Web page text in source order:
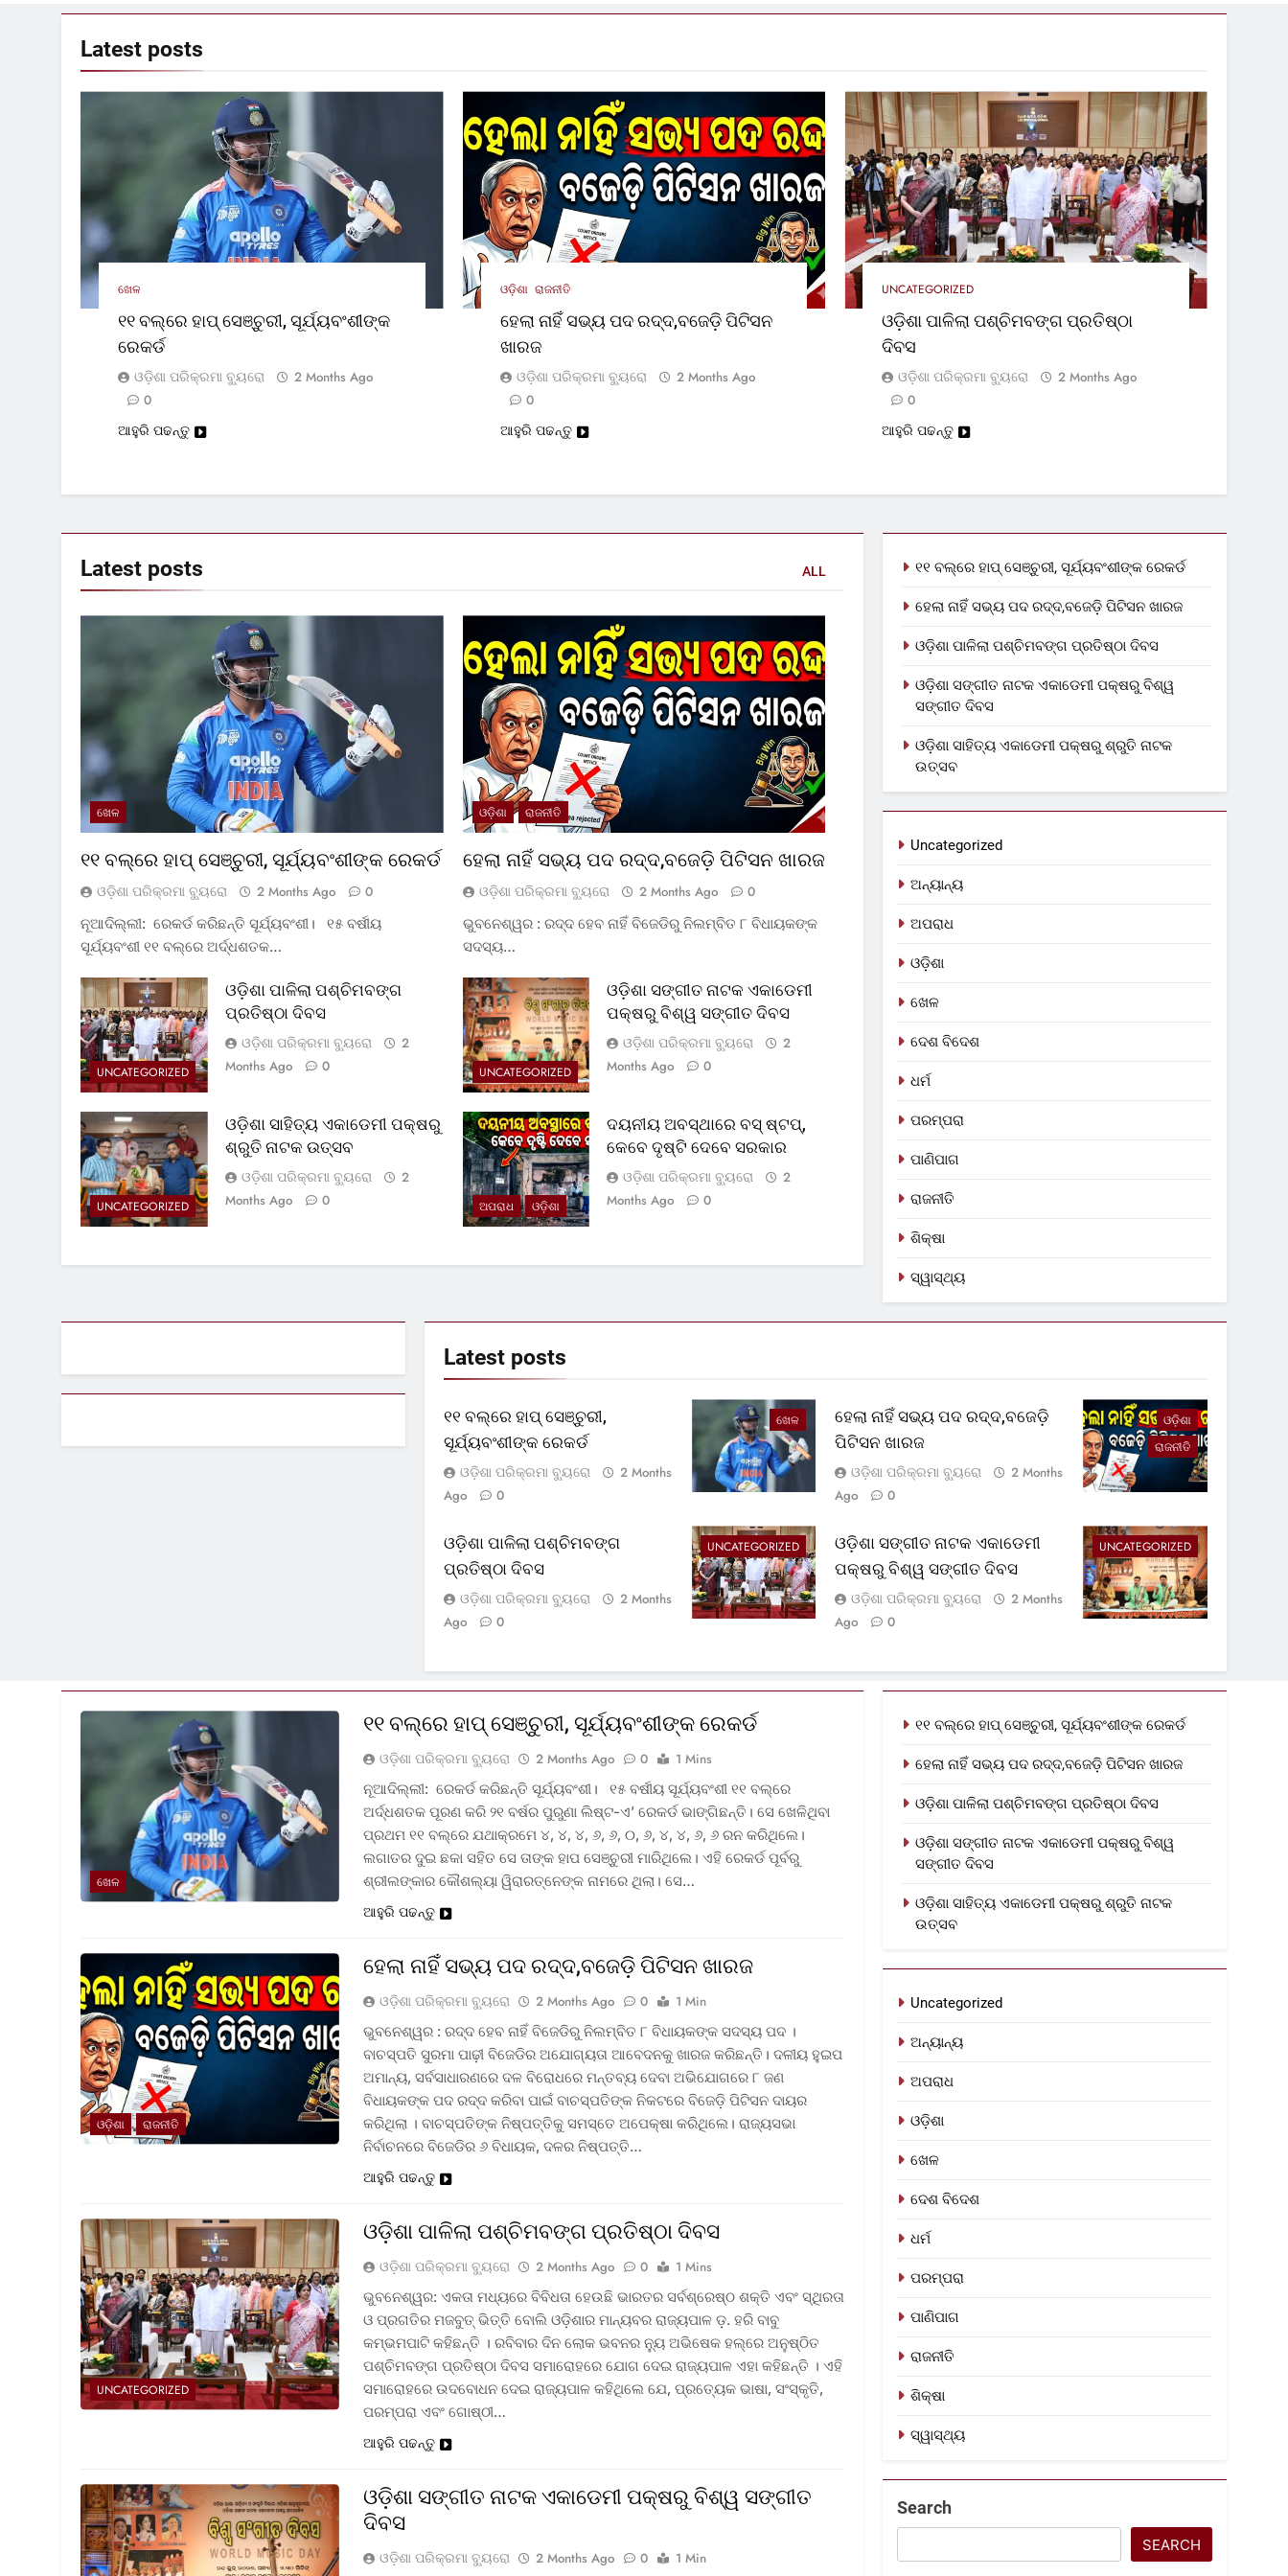
Latest posts
ଖେଳ
୧୧ ବଲ୍‌ରେ ହାପ୍ ସେଞ୍ଚୁରୀ, ସୂର୍ଯ୍ୟବଂଶୀଙ୍କ
ରେକର୍ଡ
ଓଡ଼ିଶା ପରିକ୍ରମା ବ୍ୟୁରୋ
2 Months Ago
0
ଆହୁରି ପଢନ୍ତୁ
ଓଡ଼ିଶା ରାଜନୀତି
ହେଲା ନାହିଁ ସଭ୍ୟ ପଦ ରଦ୍ଦ,ବଜେଡ଼ି ପିଟିସନ
ଖାରଜ
ଓଡ଼ିଶା ପରିକ୍ରମା ବ୍ୟୁରୋ
2 Months Ago
0
ଆହୁରି ପଢନ୍ତୁ
UNCATEGORIZED
ଓଡ଼ିଶା ପାଳିଲା ପଶ୍ଚିମବଙ୍ଗ ପ୍ରତିଷ୍ଠା
ଦିବସ
ଓଡ଼ିଶା ପରିକ୍ରମା ବ୍ୟୁରୋ
2 Months Ago
0
ଆହୁରି ପଢନ୍ତୁ
Latest posts ALL
ଖେଳ
୧୧ ବଲ୍‌ରେ ହାପ୍ ସେଞ୍ଚୁରୀ, ସୂର୍ଯ୍ୟବଂଶୀଙ୍କ ରେକର୍ଡ
ଓଡ଼ିଶା ପରିକ୍ରମା ବ୍ୟୁରୋ 2 Months Ago
0
ନୂଆଦିଲ୍ଲୀ: ରେକର୍ଡ କରିଛନ୍ତି ସୂର୍ଯ୍ୟବଂଶୀ। ୧୫ ବର୍ଷୀୟ
ସୂର୍ଯ୍ୟବଂଶୀ ୧୧ ବଲ୍‌ରେ ଅର୍ଦ୍ଧଶତକ…
ଓଡ଼ିଶା ରାଜନୀତି
ହେଲା ନାହିଁ ସଭ୍ୟ ପଦ ରଦ୍ଦ,ବଜେଡ଼ି ପିଟିସନ ଖାରଜ
ଓଡ଼ିଶା ପରିକ୍ରମା ବ୍ୟୁରୋ 2 Months Ago
0
ଭୁବନେଶ୍ୱର : ରଦ୍ଦ ହେବ ନାହିଁ ବିଜେଡିରୁ ନିଲମ୍ବିତ ୮ ବିଧାୟକଙ୍କ
ସଦସ୍ୟ…
UNCATEGORIZED
ଓଡ଼ିଶା ପାଳିଲା ପଶ୍ଚିମବଙ୍ଗ
ପ୍ରତିଷ୍ଠା ଦିବସ
ଓଡ଼ିଶା ପରିକ୍ରମା ବ୍ୟୁରୋ
2
Months Ago
0 UNCATEGORIZED
ଓଡ଼ିଶା ସଙ୍ଗୀତ ନାଟକ ଏକାଡେମୀ
ପକ୍ଷରୁ ବିଶ୍ୱ ସଙ୍ଗୀତ ଦିବସ
ଓଡ଼ିଶା ପରିକ୍ରମା ବ୍ୟୁରୋ
2
Months Ago
0
UNCATEGORIZED
ଓଡ଼ିଶା ସାହିତ୍ୟ ଏକାଡେମୀ ପକ୍ଷରୁ
ଶ୍ରୁତି ନାଟକ ଉତ୍ସବ
ଓଡ଼ିଶା ପରିକ୍ରମା ବ୍ୟୁରୋ
2
Months Ago
0 ଅପରାଧ ଓଡ଼ିଶା
ଦୟନୀୟ ଅବସ୍ଥାରେ ବସ୍‌ ଷ୍ଟପ୍‌,
କେବେ ଦୃଷ୍ଟି ଦେବେ ସରକାର
ଓଡ଼ିଶା ପରିକ୍ରମା ବ୍ୟୁରୋ
2
Months Ago
0
୧୧ ବଲ୍‌ରେ ହାପ୍ ସେଞ୍ଚୁରୀ, ସୂର୍ଯ୍ୟବଂଶୀଙ୍କ ରେକର୍ଡ
ହେଲା ନାହିଁ ସଭ୍ୟ ପଦ ରଦ୍ଦ,ବଜେଡ଼ି ପିଟିସନ ଖାରଜ
ଓଡ଼ିଶା ପାଳିଲା ପଶ୍ଚିମବଙ୍ଗ ପ୍ରତିଷ୍ଠା ଦିବସ
ଓଡ଼ିଶା ସଙ୍ଗୀତ ନାଟକ ଏକାଡେମୀ ପକ୍ଷରୁ ବିଶ୍ୱ
ସଙ୍ଗୀତ ଦିବସ
ଓଡ଼ିଶା ସାହିତ୍ୟ ଏକାଡେମୀ ପକ୍ଷରୁ ଶ୍ରୁତି ନାଟକ
ଉତ୍ସବ
Uncategorized
ଅନ୍ୟାନ୍ୟ
ଅପରାଧ
ଓଡ଼ିଶା
ଖେଳ
ଦେଶ ବିଦେଶ
ଧର୍ମ
ପରମ୍ପରା
ପାଣିପାଗ
ରାଜନୀତି
ଶିକ୍ଷା
ସ୍ୱାସ୍ଥ୍ୟ
Latest posts
ଖେଳ
୧୧ ବଲ୍‌ରେ ହାପ୍ ସେଞ୍ଚୁରୀ,
ସୂର୍ଯ୍ୟବଂଶୀଙ୍କ ରେକର୍ଡ
ଓଡ଼ିଶା ପରିକ୍ରମା ବ୍ୟୁରୋ
2 Months
Ago
0
ଓଡ଼ିଶା
ରାଜନୀତି
ହେଲା ନାହିଁ ସଭ୍ୟ ପଦ ରଦ୍ଦ,ବଜେଡ଼ି
ପିଟିସନ ଖାରଜ
ଓଡ଼ିଶା ପରିକ୍ରମା ବ୍ୟୁରୋ
2 Months
Ago
0
UNCATEGORIZED
ଓଡ଼ିଶା ପାଳିଲା ପଶ୍ଚିମବଙ୍ଗ
ପ୍ରତିଷ୍ଠା ଦିବସ
ଓଡ଼ିଶା ପରିକ୍ରମା ବ୍ୟୁରୋ
2 Months
Ago
0
UNCATEGORIZED
ଓଡ଼ିଶା ସଙ୍ଗୀତ ନାଟକ ଏକାଡେମୀ
ପକ୍ଷରୁ ବିଶ୍ୱ ସଙ୍ଗୀତ ଦିବସ
ଓଡ଼ିଶା ପରିକ୍ରମା ବ୍ୟୁରୋ
2 Months
Ago
0
ଖେଳ
୧୧ ବଲ୍‌ରେ ହାପ୍ ସେଞ୍ଚୁରୀ, ସୂର୍ଯ୍ୟବଂଶୀଙ୍କ ରେକର୍ଡ
ଓଡ଼ିଶା ପରିକ୍ରମା ବ୍ୟୁରୋ 2 Months Ago 0
1 Mins
ନୂଆଦିଲ୍ଲୀ: ରେକର୍ଡ କରିଛନ୍ତି ସୂର୍ଯ୍ୟବଂଶୀ। ୧୫ ବର୍ଷୀୟ ସୂର୍ଯ୍ୟବଂଶୀ ୧୧ ବଲ୍‌ରେ
ଅର୍ଦ୍ଧଶତକ ପୂରଣ କରି ୨୧ ବର୍ଷର ପୁରୁଣା ଲିଷ୍ଟ-ଏ’ ରେକର୍ଡ ଭାଙ୍ଗିଛନ୍ତି। ସେ ଖେଳିଥିବା
ପ୍ରଥମ ୧୧ ବଲ୍‌ରେ ଯଥାକ୍ରମେ ୪, ୪, ୪, ୬, ୬, ୦, ୬, ୪, ୪, ୬, ୬ ରନ କରିଥିଲେ।
ଲଗାତର ଦୁଇ ଛକା ସହିତ ସେ ତାଙ୍କ ହାପ ସେଞ୍ଚୁରୀ ମାରିଥିଲେ। ଏହି ରେକର୍ଡ ପୂର୍ବରୁ
ଶ୍ରୀଲଙ୍କାର କୌଶଲ୍ୟା ୱିରାରତ୍ନେଙ୍କ ନାମରେ ଥିଲା। ସେ…
ଆହୁରି ପଢନ୍ତୁ
ଓଡ଼ିଶା ରାଜନୀତି
ହେଲା ନାହିଁ ସଭ୍ୟ ପଦ ରଦ୍ଦ,ବଜେଡ଼ି ପିଟିସନ ଖାରଜ
ଓଡ଼ିଶା ପରିକ୍ରମା ବ୍ୟୁରୋ 2 Months Ago 0
1 Min
ଭୁବନେଶ୍ୱର : ରଦ୍ଦ ହେବ ନାହିଁ ବିଜେଡିରୁ ନିଲମ୍ବିତ ୮ ବିଧାୟକଙ୍କ ସଦସ୍ୟ ପଦ ।
ବାଚସ୍ପତି ସୁରମା ପାଢ଼ୀ ବିଜେଡିର ଅଯୋଗ୍ୟତା ଆବେଦନକୁ ଖାରଜ କରିଛନ୍ତି। ଦଳୀୟ ହୁଇପ
ଅମାନ୍ୟ, ସର୍ବସାଧାରଣରେ ଦଳ ବିରୋଧରେ ମନ୍ତବ୍ୟ ଦେବା ଅଭିଯୋଗରେ ୮ ଜଣ
ବିଧାୟକଙ୍କ ପଦ ରଦ୍ଦ କରିବା ପାଇଁ ବାଚସ୍ପତିଙ୍କ ନିକଟରେ ବିଜେଡ଼ି ପିଟିସନ ଦାୟର
କରିଥିଲା । ବାଚସ୍ପତିଙ୍କ ନିଷ୍ପତ୍ତିକୁ ସମସ୍ତେ ଅପେକ୍ଷା କରିଥିଲେ। ରାଜ୍ୟସଭା
ନିର୍ବାଚନରେ ବିଜେଡିର ୬ ବିଧାୟକ, ଦଳର ନିଷ୍ପତ୍ତି…
ଆହୁରି ପଢନ୍ତୁ
UNCATEGORIZED
ଓଡ଼ିଶା ପାଳିଲା ପଶ୍ଚିମବଙ୍ଗ ପ୍ରତିଷ୍ଠା ଦିବସ
ଓଡ଼ିଶା ପରିକ୍ରମା ବ୍ୟୁରୋ 2 Months Ago 0
1 Mins
ଭୁବନେଶ୍ୱର: ଏକତା ମଧ୍ୟରେ ବିବିଧତା ହେଉଛି ଭାରତର ସର୍ବଶ୍ରେଷ୍ଠ ଶକ୍ତି ଏବଂ ସ୍ଥିରତା
ଓ ପ୍ରଗତିର ମଜବୁତ୍ ଭିତ୍ତି ବୋଲି ଓଡ଼ିଶାର ମାନ୍ୟବର ରାଜ୍ୟପାଳ ଡ଼. ହରି ବାବୁ
କମ୍ଭମପାଟି କହିଛନ୍ତି । ରବିବାର ଦିନ ଲୋକ ଭବନର ନ୍ୟୁ ଅଭିଷେକ ହଲ୍‌ରେ ଅନୁଷ୍ଠିତ
ପଶ୍ଚିମବଙ୍ଗ ପ୍ରତିଷ୍ଠା ଦିବସ ସମାରୋହରେ ଯୋଗ ଦେଇ ରାଜ୍ୟପାଳ ଏହା କହିଛନ୍ତି । ଏହି
ସମାରୋହରେ ଉଦବୋଧନ ଦେଇ ରାଜ୍ୟପାଳ କହିଥିଲେ ଯେ, ପ୍ରତ୍ୟେକ ଭାଷା, ସଂସ୍କୃତି,
ପରମ୍ପରା ଏବଂ ଗୋଷ୍ଠୀ…
ଆହୁରି ପଢନ୍ତୁ
ଓଡ଼ିଶା ସଙ୍ଗୀତ ନାଟକ ଏକାଡେମୀ ପକ୍ଷରୁ ବିଶ୍ୱ ସଙ୍ଗୀତ
ଦିବସ
ଓଡ଼ିଶା ପରିକ୍ରମା ବ୍ୟୁରୋ 2 Months Ago 0 1 Min
୧୧ ବଲ୍‌ରେ ହାପ୍ ସେଞ୍ଚୁରୀ, ସୂର୍ଯ୍ୟବଂଶୀଙ୍କ ରେକର୍ଡ
ହେଲା ନାହିଁ ସଭ୍ୟ ପଦ ରଦ୍ଦ,ବଜେଡ଼ି ପିଟିସନ ଖାରଜ
ଓଡ଼ିଶା ପାଳିଲା ପଶ୍ଚିମବଙ୍ଗ ପ୍ରତିଷ୍ଠା ଦିବସ
ଓଡ଼ିଶା ସଙ୍ଗୀତ ନାଟକ ଏକାଡେମୀ ପକ୍ଷରୁ ବିଶ୍ୱ
ସଙ୍ଗୀତ ଦିବସ
ଓଡ଼ିଶା ସାହିତ୍ୟ ଏକାଡେମୀ ପକ୍ଷରୁ ଶ୍ରୁତି ନାଟକ
ଉତ୍ସବ
Uncategorized
ଅନ୍ୟାନ୍ୟ
ଅପରାଧ
ଓଡ଼ିଶା
ଖେଳ
ଦେଶ ବିଦେଶ
ଧର୍ମ
ପରମ୍ପରା
ପାଣିପାଗ
ରାଜନୀତି
ଶିକ୍ଷା
ସ୍ୱାସ୍ଥ୍ୟ
Search
SEARCH